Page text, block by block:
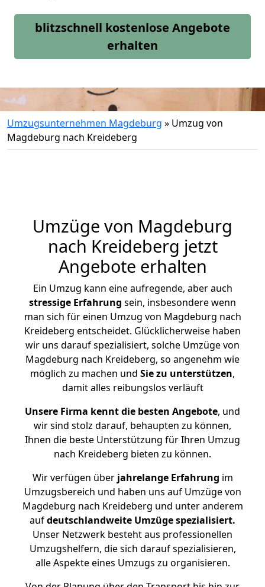
blitzschnell kostenlose Angebote
erhalten
Umzugsunternehmen Magdeburg » Umzug von
Magdeburg nach Kreideberg
Umzüge von Magdeburg
nach Kreideberg jetzt
Angebote erhalten
Ein Umzug kann eine aufregende, aber auch
stressige Erfahrung sein, insbesondere wenn
man sich für einen Umzug von Magdeburg nach
Kreideberg entscheidet. Glücklicherweise haben
wir uns darauf spezialisiert, solche Umzüge von
Magdeburg nach Kreideberg, so angenehm wie
möglich zu machen und Sie zu unterstützen,
damit alles reibungslos verläuft
Unsere Firma kennt die besten Angebote, und
wir sind stolz darauf, behaupten zu können,
Ihnen die beste Unterstützung für Ihren Umzug
nach Kreideberg bieten zu können.
Wir verfügen überjahrelange Erfahrung im
Umzugsbereich und haben uns auf Umzüge von
Magdeburg nach Kreideberg und unter anderem
aufdeutschlandweite Umzüge spezialisiert.
Unser Netzwerk besteht aus professionellen
Umzugshelfern, die sich darauf spezialisieren,
alle Aspekte eines Umzugs zu organisieren.